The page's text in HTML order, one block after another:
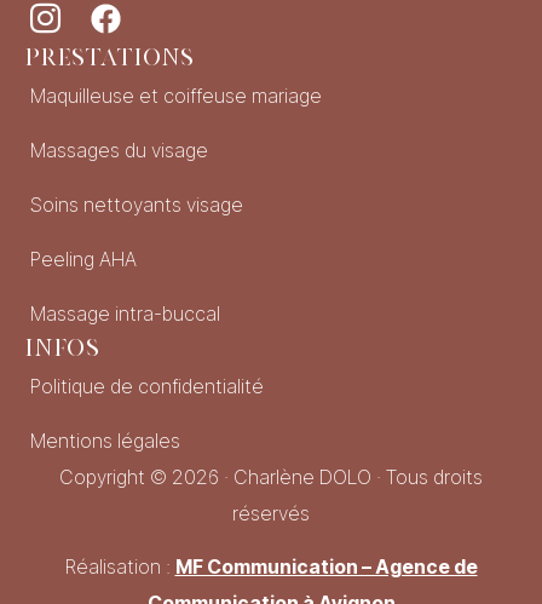
Prestations
Maquilleuse et coiffeuse mariage
Massages du visage
Soins nettoyants visage
Peeling AHA
Massage intra-buccal
Infos
Politique de confidentialité
Mentions légales
Copyright © 2026 · Charlène DOLO · Tous droits
réservés
Réalisation : MF Communication – Agence de